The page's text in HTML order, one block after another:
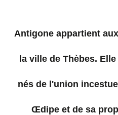
Antigone appartient
la ville de Thèbes.
nés de l'union
Œdipe et de sa